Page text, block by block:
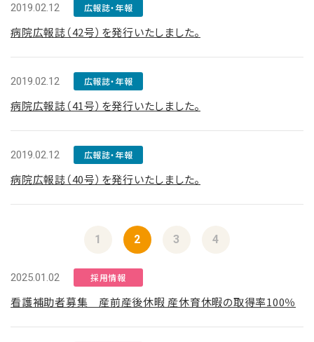
2019.02.12 広報誌・年報
病院広報誌（42号）を発行いたしました。
2019.02.12 広報誌・年報
病院広報誌（41号）を発行いたしました。
2019.02.12 広報誌・年報
病院広報誌（40号）を発行いたしました。
1 2 3 4
2025.01.02 採用情報
看護補助者募集 産前産後休暇 産休育休暇の取得率100％